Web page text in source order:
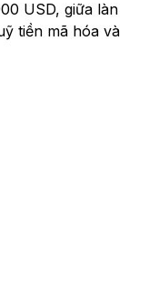
USD, giữa làn
tiền mã hóa và